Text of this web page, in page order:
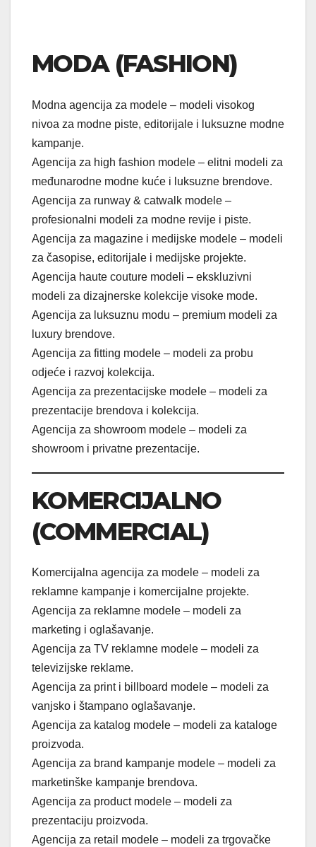
MODA (FASHION)
Modna agencija za modele – modeli visokog
nivoa za modne piste, editorijale i luksuzne modne
kampanje.
Agencija za high fashion modele – elitni modeli za
međunarodne modne kuće i luksuzne brendove.
Agencija za runway & catwalk modele –
profesionalni modeli za modne revije i piste.
Agencija za magazine i medijske modele – modeli
za časopise, editorijale i medijske projekte.
Agencija haute couture modeli – ekskluzivni
modeli za dizajnerske kolekcije visoke mode.
Agencija za luksuznu modu – premium modeli za
luxury brendove.
Agencija za fitting modele – modeli za probu
odjeće i razvoj kolekcija.
Agencija za prezentacijske modele – modeli za
prezentacije brendova i kolekcija.
Agencija za showroom modele – modeli za
showroom i privatne prezentacije.
KOMERCIJALNO
(COMMERCIAL)
Komercijalna agencija za modele – modeli za
reklamne kampanje i komercijalne projekte.
Agencija za reklamne modele – modeli za
marketing i oglašavanje.
Agencija za TV reklamne modele – modeli za
televizijske reklame.
Agencija za print i billboard modele – modeli za
vanjsko i štampano oglašavanje.
Agencija za katalog modele – modeli za kataloge
proizvoda.
Agencija za brand kampanje modele – modeli za
marketinške kampanje brendova.
Agencija za product modele – modeli za
prezentaciju proizvoda.
Agencija za retail modele – modeli za trgovačke